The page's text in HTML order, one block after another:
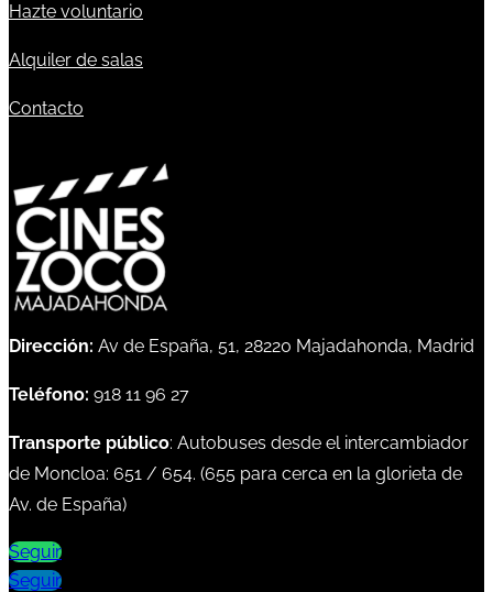
Hazte voluntario
Alquiler de salas
Contacto
Dirección: Av de España, 51, 28220 Majadahonda, Madrid
Teléfono: 918 11 96 27
Transporte público: Autobuses desde el intercambiador
de Moncloa: 651 / 654. (655 para cerca en la glorieta de
Av. de España)
Seguir
Seguir